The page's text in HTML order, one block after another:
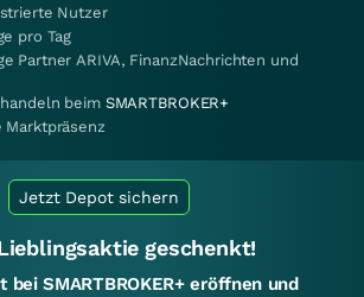
Nutzer
pro Tag
Partner ARIVA, FinanzNachrichten und
beim SMARTBROKER+
Marktpräsenz
Jetzt Depot sichern
geschenkt!
bei SMARTBROKER+ eröffnen und